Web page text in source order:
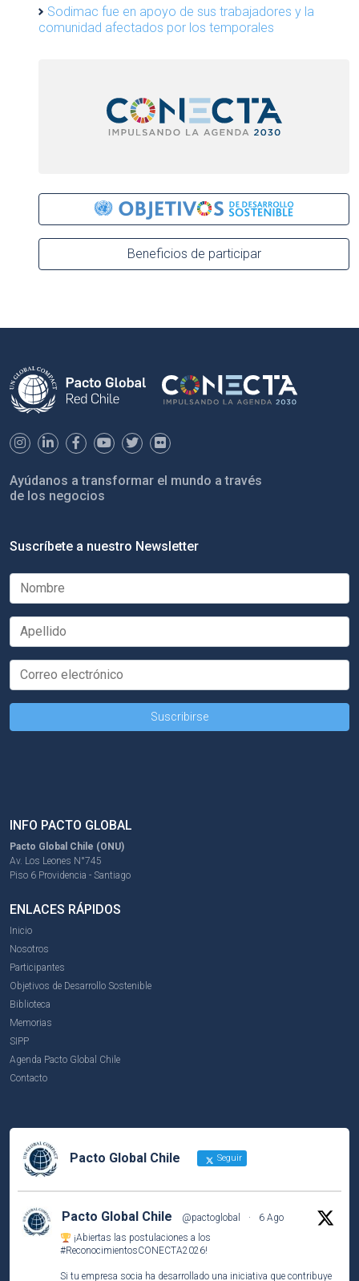
Sodimac fue en apoyo de sus trabajadores y la
comunidad afectados por los temporales
Beneficios de participar
Ayúdanos a transformar el mundo a través
de los negocios
Suscríbete a nuestro Newsletter
INFO PACTO GLOBAL
Pacto Global Chile (ONU)
Av. Los Leones N°745
Piso 6 Providencia - Santiago
ENLACES RÁPIDOS
Inicio
Nosotros
Participantes
Objetivos de Desarrollo Sostenible
Biblioteca
Memorias
SIPP
Agenda Pacto Global Chile
Contacto
Pacto Global Chile Seguir
Pacto Global Chile @pactoglobal ·
6 Ago
¡Abiertas las postulaciones a los
#ReconocimientosCONECTA2026!
Si tu empresa socia ha desarrollado una iniciativa que contribuye